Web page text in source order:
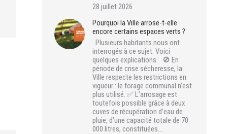
28 juillet 2026
Pourquoi la Ville arrose-t-elle
encore certains espaces verts ?
Plusieurs habitants nous ont
interrogés à ce sujet. Voici
quelques explications. 🚫 En
période de crise sécheresse, la
Ville respecte les restrictions en
vigueur : le forage communal n’est
plus utilisé. ✅ L’arrosage est
toutefois possible grâce à deux
cuves de récupération d’eau de
pluie, d’une capacité totale de 70
000 litres, constituées…